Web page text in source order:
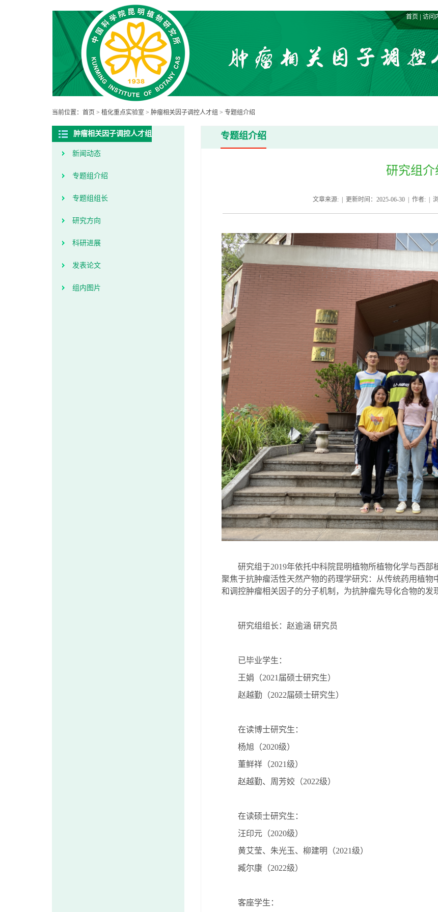
首页 | 访问
当前位置： 首页 > 植化重点实验室 > 肿瘤相关因子调控人才组 > 专题组介绍
肿瘤相关因子调控人才组
新闻动态
专题组介绍
专题组组长
研究方向
科研进展
发表论文
组内图片
专题组介绍
研究组介
文章来源: | 更新时间：2025-06-30 | 作者: |
研究组于2019年依托中科院昆明植物所植物化学与西
聚焦于抗肿瘤活性天然产物的药理学研究：从传统药用植
和调控肿瘤相关因子的分子机制，为抗肿瘤先导化合物的发
研究组组长：赵逾涵 研究员
已毕业学生：
王娟（2021届硕士研究生）
赵越勤（2022届硕士研究生）
在读博士研究生：
杨旭（2020级）
董鲜祥（2021级）
赵越勤、周芳姣（2022级）
在读硕士研究生：
汪印元（2020级）
黄艾莹、朱光玉、柳建明（2021级）
臧尔康（2022级）
客座学生：